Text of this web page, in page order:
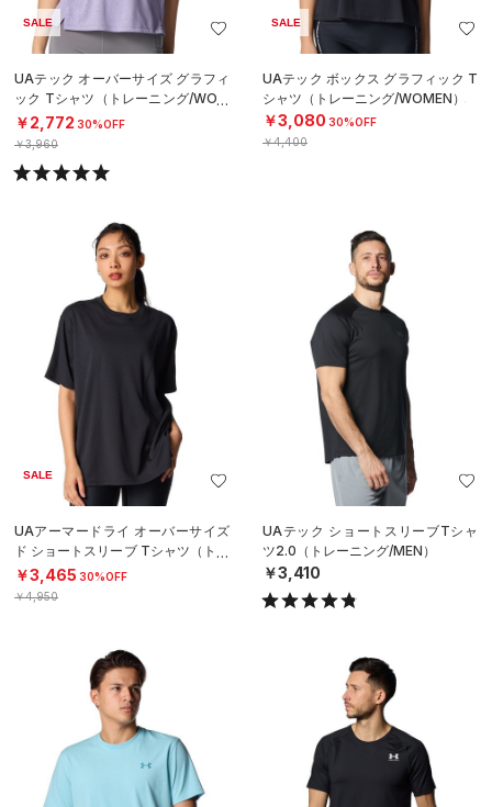
SALE
UAテック オーバーサイズ グラフィ
ック Tシャツ（トレーニング/WOM
EN）
￥2,772 30%OFF
￥3,960
SALE
UAテック ボックス グラフィック T
シャツ（トレーニング/WOMEN）
￥3,080 30%OFF
￥4,400
SALE
UAアーマードライ オーバーサイズ
ド ショートスリーブ Tシャツ（トレ
ーニング/WOMEN）
￥3,465 30%OFF
￥4,950
UAテック ショートスリーブTシャ
ツ2.0（トレーニング/MEN）
￥3,410